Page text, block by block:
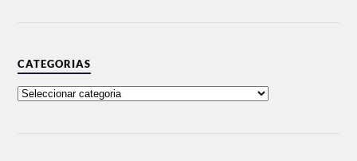
CATEGORIAS